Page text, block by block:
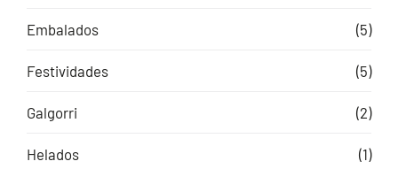
Embalados (5)
Festividades (5)
Galgorri (2)
Helados (1)